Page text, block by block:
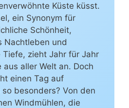
Küste küsst.
ein Synonym für
Schönheit,
Nachtleben und
Tiefe, zieht Jahr für Jahr
aus aller Welt an. Doch
einen Tag auf
so besonders? Von den
Windmühlen, die